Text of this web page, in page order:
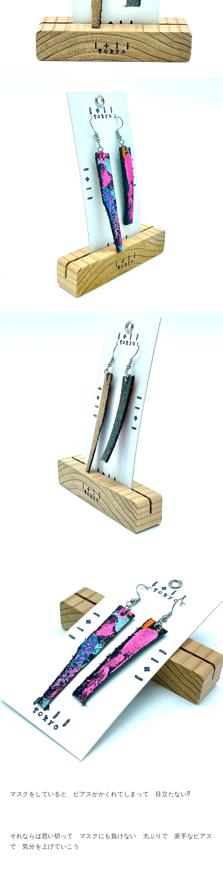
マスクをしていると ピアスがかくれてしまって 目立たない⁉︎
それならば思い切って マスクにも負けない 大ぶりで 派手なピアス
で 気分を上げていこう